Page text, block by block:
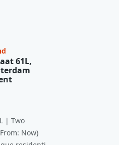
61L,
| Two
Now)